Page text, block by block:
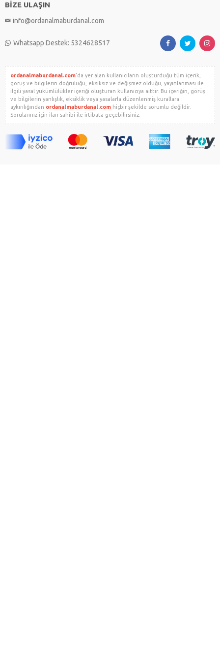
BİZE ULAŞIN
info@ordanalmaburdanal.com
Whatsapp Destek: 5324628517
ordanalmaburdanal.com'da yer alan kullanıcıların oluşturduğu tüm içerik,
görüş ve bilgilerin doğruluğu, eksiksiz ve değişmez olduğu, yayınlanması ile
ilgili yasal yükümlülükler içeriği oluşturan kullanıcıya aittir. Bu içeriğin, görüş
ve bilgilerin yanlışlık, eksiklik veya yasalarla düzenlenmiş kurallara
aykırılığından ordanalmaburdanal.com hiçbir şekilde sorumlu değildir.
Sorularınız için ilan sahibi ile irtibata geçebilirsiniz.